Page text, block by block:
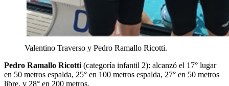
Valentino Traverso y Pedro Ramallo Ricotti.
Pedro Ramallo Ricotti(categoría infantil 2): alcanzó el 17° lugar
en 50 metros espalda, 25° en 100 metros espalda, 27° en 50 metros
libre, y 28° en 200 metros.